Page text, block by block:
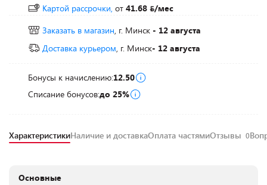
Картой рассрочки, от 41.68
/мес
Заказать в магазин, г. Минск - 12 августа
Доставка курьером, г. Минск- 12 августа
Бонусы к начислению:12.50
Списание бонусов:до 25%
ХарактеристикиНаличие и доставкаОплата частямиОтзывы 0
Основные